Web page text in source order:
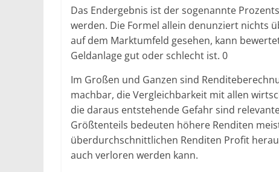
Das Endergebnis ist der sogenannte
werden. Die Formel allein denunziert nichts
auf dem Marktumfeld gesehen, kann
Geldanlage gut oder schlecht ist. 0
Im Großen und Ganzen sind
machbar, die Vergleichbarkeit mit allen
die daraus entstehende Gefahr sind
Größtenteils bedeuten höhere Renditen
überdurchschnittlichen Renditen Profit
auch verloren werden kann.